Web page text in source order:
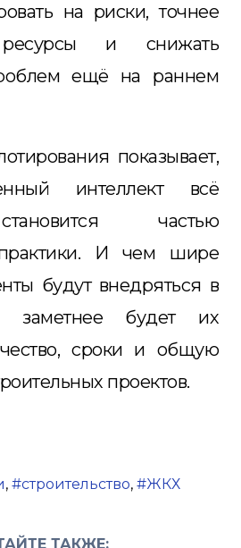
на риски, точнее
ресурсы и снижать
ещё на раннем
показывает,
интеллект всё
частью
практики. И чем шире
будут внедряться в
заметнее будет их
сроки и общую
проектов.
строительство ЖКХ
ТАКЖЕ: